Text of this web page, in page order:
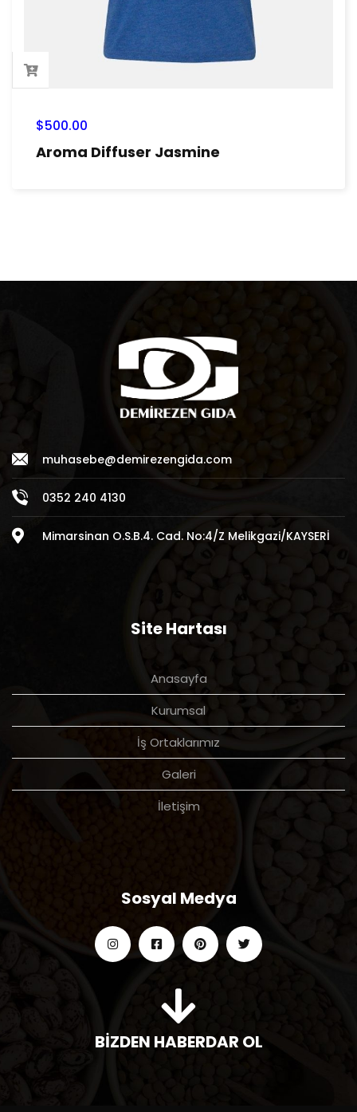
$500.00
Aroma Diffuser Jasmine
muhasebe@demirezengida.com
0352 240 4130
Mimarsinan O.S.B.4. Cad. No:4/Z Melikgazi/KAYSERİ
Site Hartası
Anasayfa
Kurumsal
İş Ortaklarımız
Galeri
İletişim
Sosyal Medya
BİZDEN HABERDAR OL